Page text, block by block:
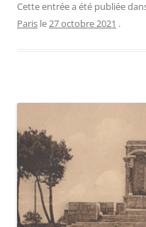
Cette entrée a été publiée
Paris le27 octobre 2021 .